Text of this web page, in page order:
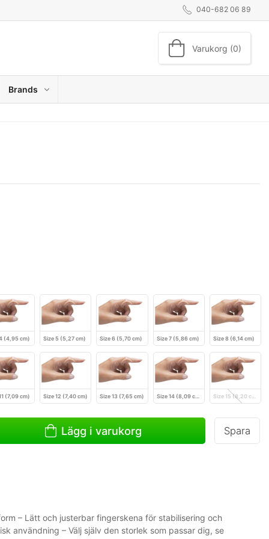
040-682 06 89
Varukorg (0)
Brands
(4,95 cm) Size 5 (5,27 cm) Size 6 (5,70 cm) Size 7 (5,86 cm) Size 8 (6,14 cm)
(7,09 cm) Size 12 (7,40 cm) Size 13 (7,65 cm) Size 14 (8,09 cm) Size 15 (8,20 cm)
Lägg i varukorg Spara
– Lätt och justerbar fingerskena för stabilisering och
användning – Välj själv den storlek som passar dig, se